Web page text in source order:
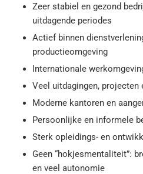
Zeer stabiel en gezond
uitdagende periodes
Actief binnen
productieomgeving
Internationale
Veel uitdagingen,
Moderne kantoren en
Persoonlijke en informele
Sterk opleidings- en
Geen “hokjesmentaliteit”:
en veel autonomie